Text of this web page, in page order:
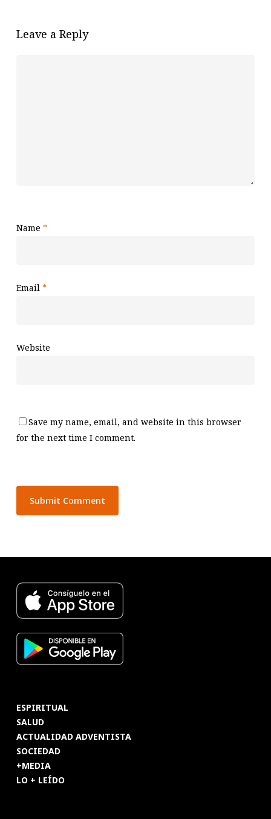
Leave a Reply
Name *
Email *
Website
Save my name, email, and website in this browser
for the next time I comment.
ESPIRITUAL
SALUD
ACTUALIDAD ADVENTISTA
SOCIEDAD
+MEDIA
LO + LEÍDO